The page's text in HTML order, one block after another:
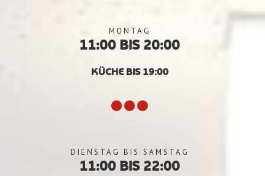
MONTAG
11:00 BIS 20:00
KÜCHE BIS 19:00
DIENSTAG BIS SAMSTAG
11:00 BIS 22:00